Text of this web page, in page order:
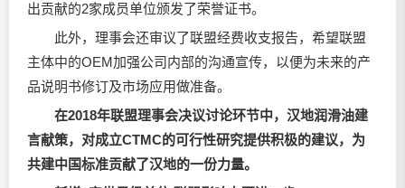
出贡献的2家成员单位颁发了荣誉证书。
此外，理事会还审议了联盟经费收支报告，希望联盟
主体中的OEM加强公司内部的沟通宣传，以便为未来的产
品说明书修订及市场应用做准备。
在2018年联盟理事会决议讨论环节中，汉地润滑油建
言献策，对成立CTMC的可行性研究提供积极的建议，为
共建中国标准贡献了汉地的一份力量。